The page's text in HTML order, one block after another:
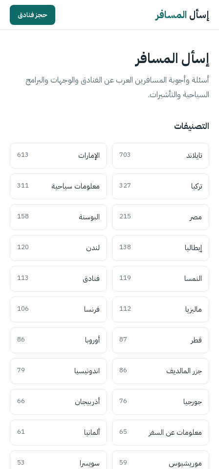
إسأل المسافر حجز فنادق
إسأل المسافر
أسئلة وأجوبة المسافرين العرب عن الفنادق والوجهات والبرامج
السياحية والتأشيرات.
التصنيفات
تايلاند 703 الإمارات 613
تركيا 327 معلومات سياحية 311
مصر 215 البوسنة 158
إيطاليا 138 لندن 120
النمسا 119 فنادق 113
ماليزيا 112 فرنسا 106
قطر 87 أوروبا 86
جزر المالديف 86 اندونيسيا 79
جورجيا 76 أذربيجان 66
معلومات عن السفر 65 ألمانيا 61
موريشيوس 59 سويسرا 53